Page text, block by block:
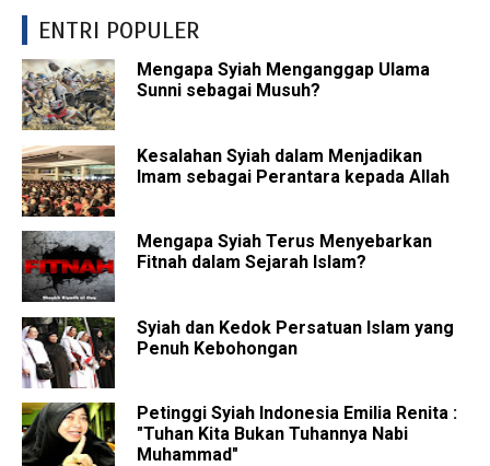
ENTRI POPULER
Mengapa Syiah Menganggap Ulama
Sunni sebagai Musuh?
Kesalahan Syiah dalam Menjadikan
Imam sebagai Perantara kepada Allah
Mengapa Syiah Terus Menyebarkan
Fitnah dalam Sejarah Islam?
Syiah dan Kedok Persatuan Islam yang
Penuh Kebohongan
Petinggi Syiah Indonesia Emilia Renita :
"Tuhan Kita Bukan Tuhannya Nabi
Muhammad"